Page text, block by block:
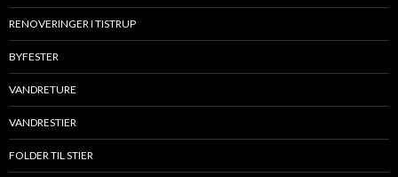
RENOVERINGER I TISTRUP
BYFESTER
VANDRETURE
VANDRESTIER
FOLDER TIL STIER